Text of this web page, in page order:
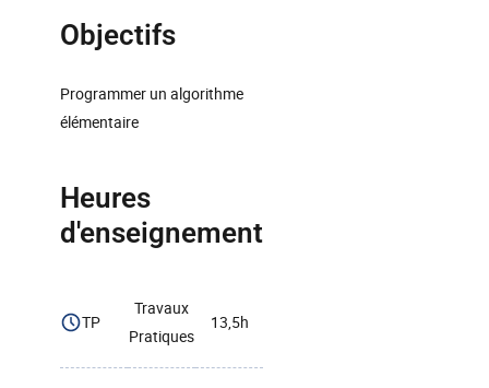
Objectifs
Programmer un algorithme
élémentaire
Heures
d'enseignement
TP
Travaux
Pratiques
13,5h